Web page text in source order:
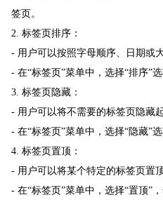
签页。
2. 标签页排序：
- 用户可以按照字母顺序、日期或
- 在“标签页”菜单中，选择“排序”
3. 标签页隐藏：
- 用户可以将不需要的标签页隐藏
- 在“标签页”菜单中，选择“隐藏”
4. 标签页置顶：
- 用户可以将某个特定的标签页置
- 在“标签页”菜单中，选择“置顶”